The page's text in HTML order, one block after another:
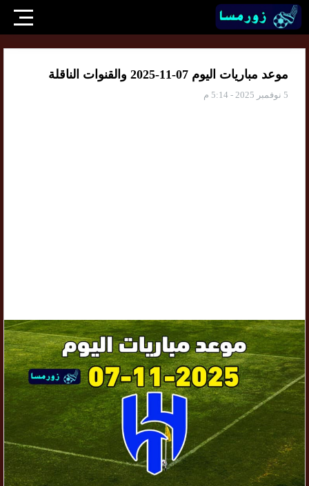
موعد مباريات اليوم 07-11-2025 والقنوات الناقلة
5 نوفمبر 2025 - 5:14 م